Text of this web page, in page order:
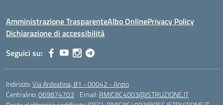
Amministrazione TrasparenteAlbo OnlinePrivacy Policy
Dichiarazione di accessibilità
Seguici su:
Indirizzo:Via Ardeatina, 81 - 00042 - Anzio
Centralino:069874703 Email: RMIC8C4003@ISTRUZIONE.IT